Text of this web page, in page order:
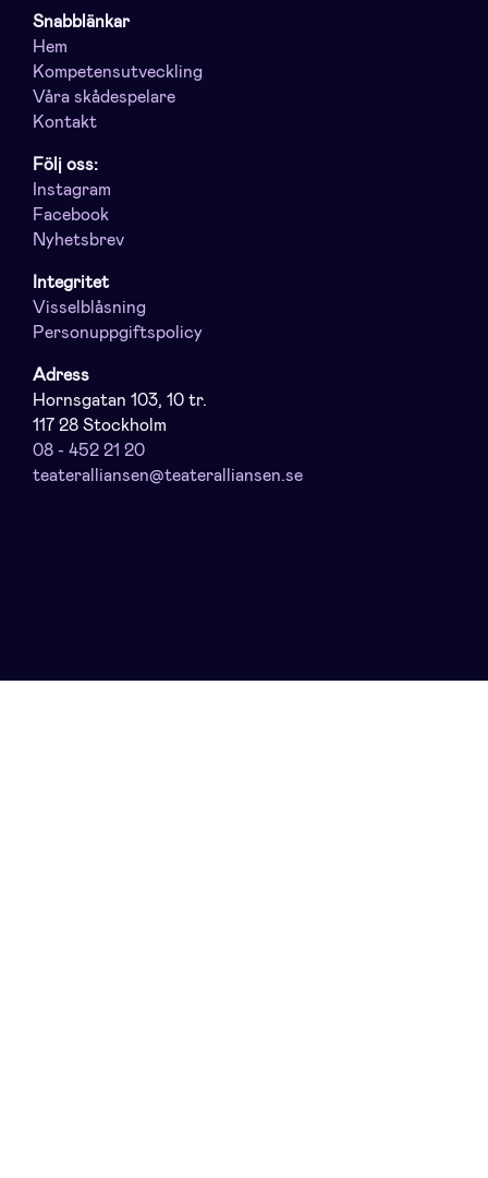
Snabblänkar
Hem
Kompetensutveckling
Våra skådespelare
Kontakt
Följ oss:
Instagram
Facebook
Nyhetsbrev
Integritet
Visselblåsning
Personuppgiftspolicy
Adress
Hornsgatan 103, 10 tr.
117 28 Stockholm
08 - 452 21 20
teateralliansen@teateralliansen.se